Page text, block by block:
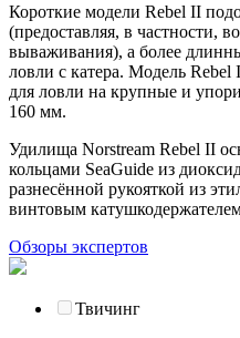
Короткие модели Rebel II
(предоставляя, в частности,
вываживания), а более
ловли с катера. Модель Rebel
для ловли на крупные и
160 мм.
Удилища Norstream Rebel II
кольцами SeaGuide из
разнесённой рукояткой из
винтовым
Обзоры экспертов
Твичинг